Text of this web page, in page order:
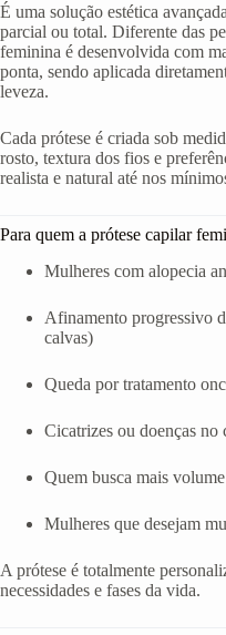
É uma solução estética
parcial ou total. Diferente das
feminina é desenvolvida com
ponta, sendo aplicada
leveza.
Cada prótese é criada sob
rosto, textura dos fios e
realista e natural até nos
Para quem a prótese capilar
Mulheres com alopecia
Afinamento progressivo
calvas)
Queda por tratamento
Cicatrizes ou doenças no
Quem busca mais
Mulheres que desejam
A prótese é totalmente
necessidades e fases da vida.